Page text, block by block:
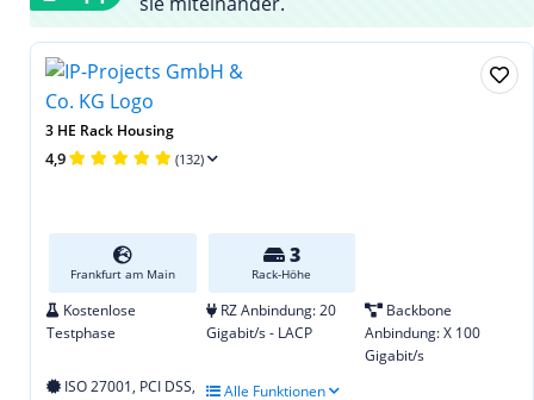
3 HE Rack Housing
4,9 (132)
Frankfurt am Main
3
Rack-Höhe
Kostenlose
Testphase
RZ Anbindung: 20
Gigabit/s - LACP
Backbone
Anbindung: X 100
Gigabit/s
ISO 27001, PCI DSS,
Alle Funktionen